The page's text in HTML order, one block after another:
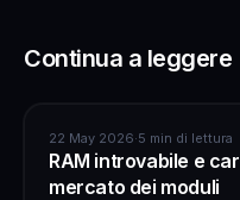
Continua a leggere
ASSISTENZA COMPUTER
22 May 2026·5 min di lettura
RAM introvabile e
mercato dei moduli